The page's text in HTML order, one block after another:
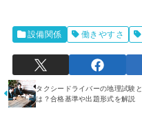
設備関係 働きやすさ
タクシードライバーの地理試験と
は？合格基準や出題形式を解説